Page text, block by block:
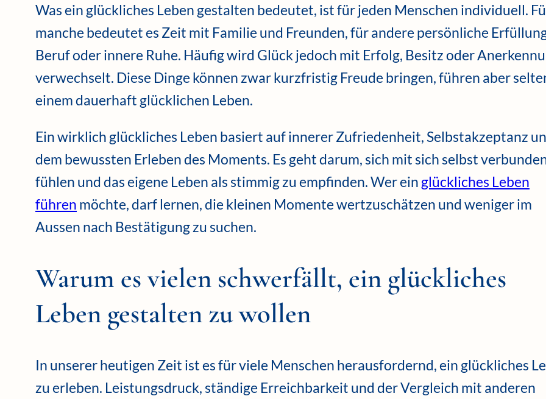
Was ein glückliches Leben gestalten bedeutet, ist für jeden Menschen individuell.
manche bedeutet es Zeit mit Familie und Freunden, für andere persönliche
Beruf oder innere Ruhe. Häufig wird Glück jedoch mit Erfolg, Besitz oder
verwechselt. Diese Dinge können zwar kurzfristig Freude bringen, führen aber
einem dauerhaft glücklichen Leben.
Ein wirklich glückliches Leben basiert auf innerer Zufriedenheit, Selbstakzeptanz
dem bewussten Erleben des Moments. Es geht darum, sich mit sich selbst
fühlen und das eigene Leben als stimmig zu empfinden. Wer ein glückliches Leben
führen möchte, darf lernen, die kleinen Momente wertzuschätzen und weniger im
Aussen nach Bestätigung zu suchen.
Warum es vielen schwerfällt, ein glückliches
Leben gestalten zu wollen
In unserer heutigen Zeit ist es für viele Menschen herausfordernd, ein glückliches
zu erleben. Leistungsdruck, ständige Erreichbarkeit und der Vergleich mit anderen